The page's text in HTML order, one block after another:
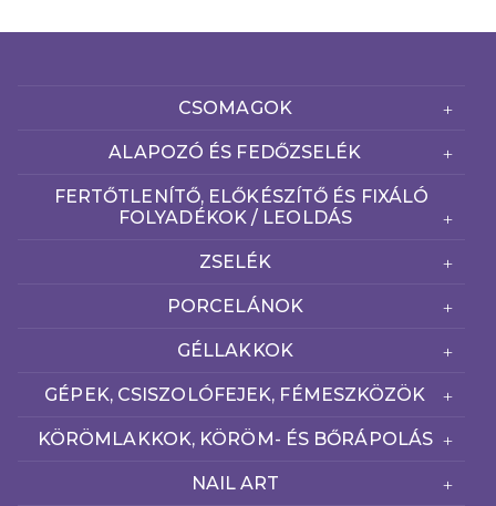
CSOMAGOK
ALAPOZÓ ÉS FEDŐZSELÉK
FERTŐTLENÍTŐ, ELŐKÉSZÍTŐ ÉS FIXÁLÓ
FOLYADÉKOK / LEOLDÁS
ZSELÉK
PORCELÁNOK
GÉLLAKKOK
GÉPEK, CSISZOLÓFEJEK, FÉMESZKÖZÖK
KÖRÖMLAKKOK, KÖRÖM- ÉS BŐRÁPOLÁS
NAIL ART